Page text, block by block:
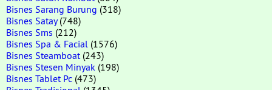
Bisnes Sarang Burung (318)
Bisnes Satay(748)
Bisnes Sms (212)
Bisnes Spa & Facial (1576)
Bisnes Steamboat (243)
Bisnes Stesen Minyak (198)
Bisnes Tablet Pc (473)